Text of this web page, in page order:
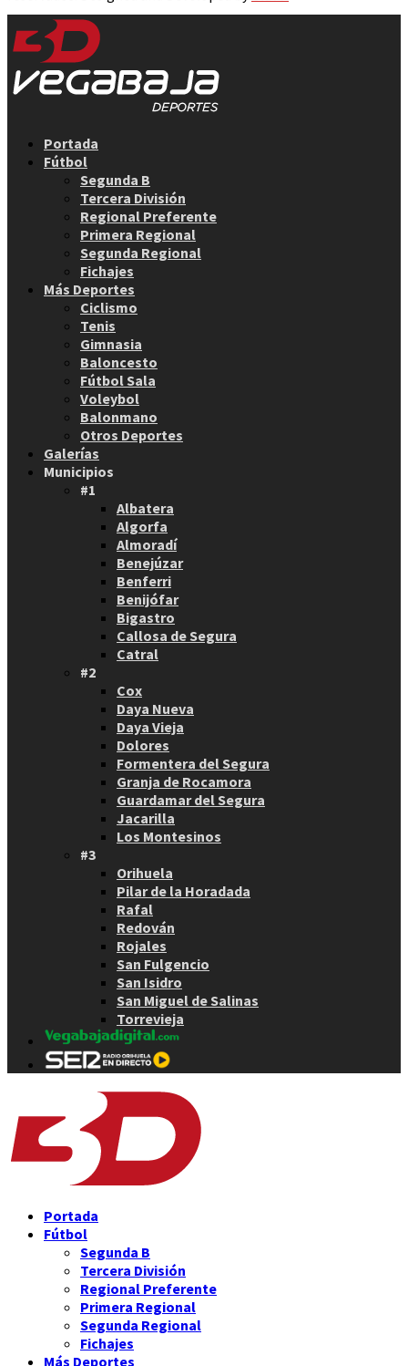
Portada
Fútbol
Segunda B
Tercera División
Regional Preferente
Primera Regional
Segunda Regional
Fichajes
Más Deportes
Ciclismo
Tenis
Gimnasia
Baloncesto
Fútbol Sala
Voleybol
Balonmano
Otros Deportes
Galerías
Municipios
#1
Albatera
Algorfa
Almoradí
Benejúzar
Benferri
Benijófar
Bigastro
Callosa de Segura
Catral
#2
Cox
Daya Nueva
Daya Vieja
Dolores
Formentera del Segura
Granja de Rocamora
Guardamar del Segura
Jacarilla
Los Montesinos
#3
Orihuela
Pilar de la Horadada
Rafal
Redován
Rojales
San Fulgencio
San Isidro
San Miguel de Salinas
Torrevieja
Portada
Fútbol
Segunda B
Tercera División
Regional Preferente
Primera Regional
Segunda Regional
Fichajes
Más Deportes